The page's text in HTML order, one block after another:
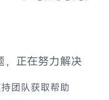
，正在努力解决
团队获取帮助